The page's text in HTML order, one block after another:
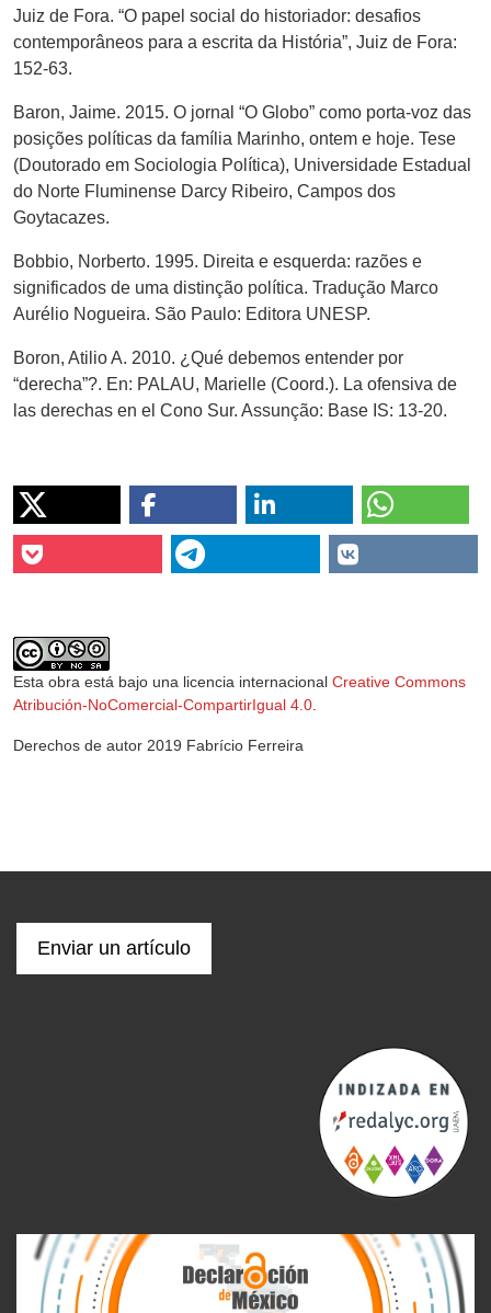
Juiz de Fora. “O papel social do historiador: desafios
contemporâneos para a escrita da História”, Juiz de Fora:
152-63.
Baron, Jaime. 2015. O jornal “O Globo” como porta-voz das
posições políticas da família Marinho, ontem e hoje. Tese
(Doutorado em Sociologia Política), Universidade Estadual
do Norte Fluminense Darcy Ribeiro, Campos dos
Goytacazes.
Bobbio, Norberto. 1995. Direita e esquerda: razões e
significados de uma distinção política. Tradução Marco
Aurélio Nogueira. São Paulo: Editora UNESP.
Boron, Atilio A. 2010. ¿Qué debemos entender por
“derecha”?. En: PALAU, Marielle (Coord.). La ofensiva de
las derechas en el Cono Sur. Assunção: Base IS: 13-20.
Esta obra está bajo una licencia internacional Creative Commons
Atribución-NoComercial-CompartirIgual 4.0.
Derechos de autor 2019 Fabrício Ferreira
Enviar un artículo